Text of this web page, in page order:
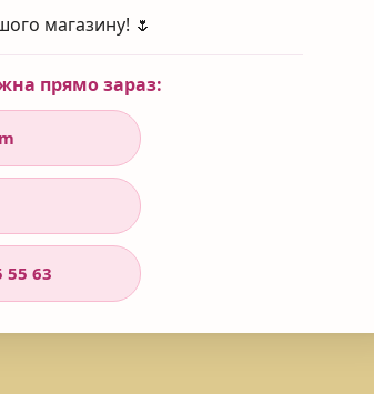
Vulgare (Wheat Germ) Oil, Camellia
Perforatum Extract, Stearic Acid, Plumeria
Methylisothiazolinone.
магазину! 🌷
прямо зараз:
55 63